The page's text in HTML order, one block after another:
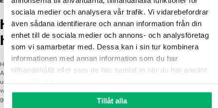
sociala medier och analysera vår trafik. Vi vidarebefordrar
även sådana identifierare och annan information från din
enhet till de sociala medier och annons- och analysföretag
som vi samarbetar med. Dessa kan i sin tur kombinera
informationen med annan information som du har
tillhandahållit eller som de har samlat in när du har använt
Tillåt alla
Välkommen till vår flock.
Hundben.se - med hjärtat för
hunden
Hundben.se är fött ur en personlig resa – från sorg till passion. Vi, Gabriel och
Amanda, förlorade tilliten till industrin när vår älskade Maddox blev sjuk av ett
undermåligt tuggben. Det blev starten på vårt uppdrag: att skapa en butik där
varje produkt är noga utvald, transparent och säker. Allt du hittar hos oss kan du
ge till din hund med stolthet och lugn.